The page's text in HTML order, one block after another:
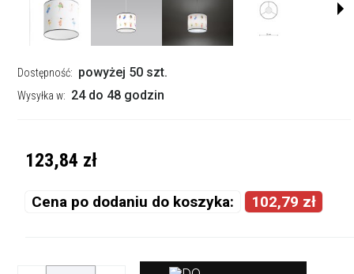
Dostępność: powyżej 50 szt.
Wysyłka w: 24 do 48 godzin
123,84 zł
Cena po dodaniu do koszyka: 102,79 zł